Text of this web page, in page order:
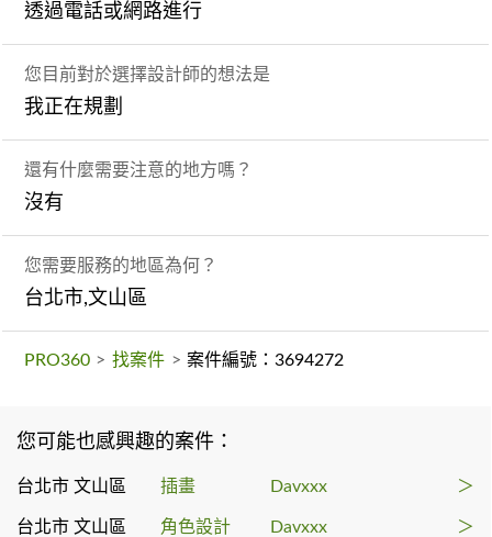
透過電話或網路進行
您目前對於選擇設計師的想法是
我正在規劃
還有什麼需要注意的地方嗎？
沒有
您需要服務的地區為何？
台北市,文山區
PRO360 > 找案件 > 案件編號：3694272
您可能也感興趣的案件：
台北市 文山區 插畫 Davxxx ＞
台北市 文山區 角色設計 Davxxx ＞